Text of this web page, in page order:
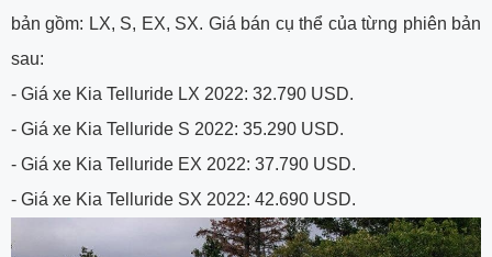
bản gồm: LX, S, EX, SX. Giá bán cụ thể của từng phiên bản
sau:
- Giá xe Kia Telluride LX 2022: 32.790 USD.
- Giá xe Kia Telluride S 2022: 35.290 USD.
- Giá xe Kia Telluride EX 2022: 37.790 USD.
- Giá xe Kia Telluride SX 2022: 42.690 USD.